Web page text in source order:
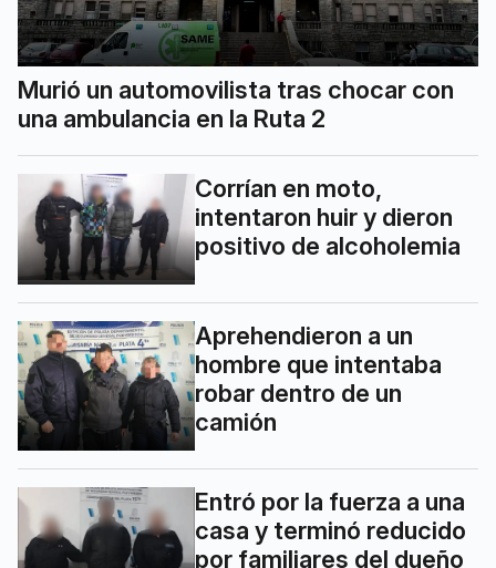
Murió un automovilista tras chocar con
una ambulancia en la Ruta 2
Corrían en moto,
intentaron huir y dieron
positivo de alcoholemia
Aprehendieron a un
hombre que intentaba
robar dentro de un
camión
Entró por la fuerza a una
casa y terminó reducido
por familiares del dueño